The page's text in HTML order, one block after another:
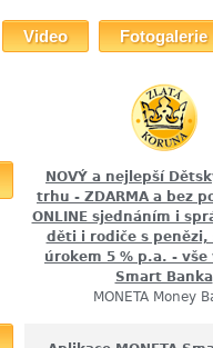
Video Fotogalerie
NOVÝ a nejlepší
trhu - ZDARMA a bez
ONLINE sjednáním i
děti i rodiče s penězi,
úrokem 5 % p.a. - vše
Smart Banka
MONETA Money